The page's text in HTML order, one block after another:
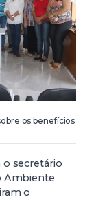
os benefícios
secretário
Ambiente
o